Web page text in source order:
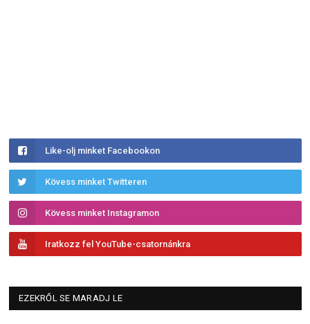
Like-olj minket Facebookon
Kövess minket Twitteren
Kövess minket Instagramon
Iratkozz fel YouTube-csatornánkra
EZEKRŐL SE MARADJ LE